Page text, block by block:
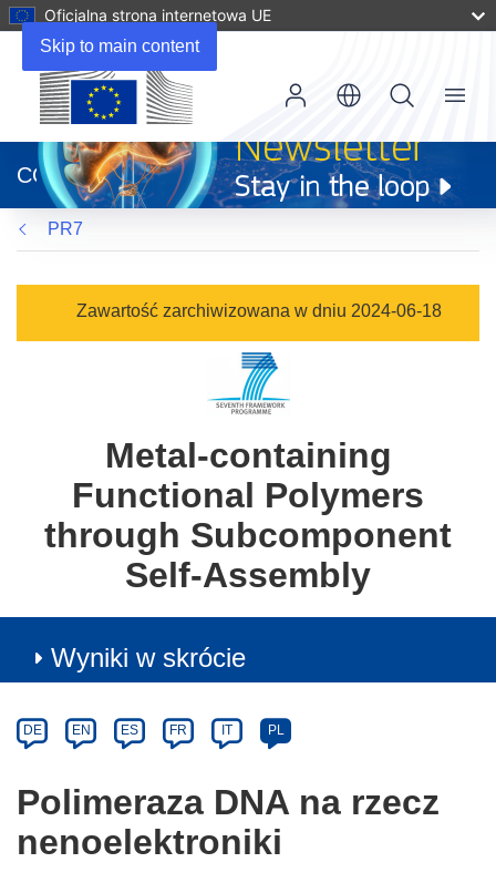
Skip to main content
Oficjalna strona internetowa UE
otworzy
się
w
nowym
oknie)
CORDIS
Menu
PR7
Zawartość zarchiwizowana w dniu 2024-06-18
Metal-containing
Functional Polymers
through Subcomponent
Self-Assembly
Wyniki w skrócie
Category
Article
available
the
following
languages:
DE EN ES FR IT PL
Polimeraza DNA na rzecz
nenoelektroniki